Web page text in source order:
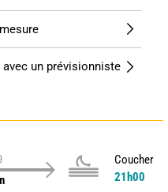
un prévisionniste
Coucher
21h00